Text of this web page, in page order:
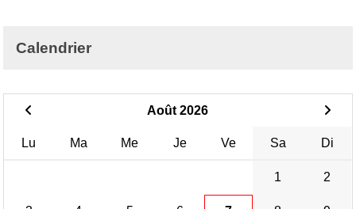
Calendrier
Août 2026
Lu Ma Me Je Ve Sa Di
1 2